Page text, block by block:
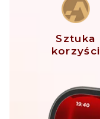
Sztuka
korzyści